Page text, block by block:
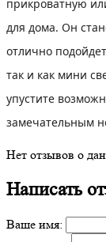
прикроватную
для дома. Он
отлично
так и как мини
упустите
замечательным
Нет отзывов о
Написать
Ваше имя: